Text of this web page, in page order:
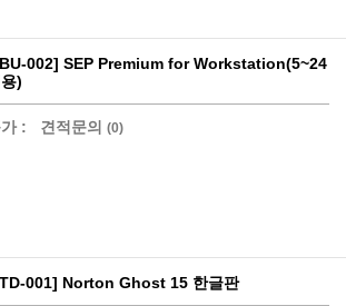
002] SEP Premium for Workstation(5~24
)
: 견적문의 (0)
001] Norton Ghost 15 한글판